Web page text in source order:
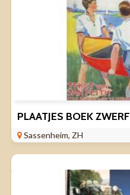
Sassenheim, ZH